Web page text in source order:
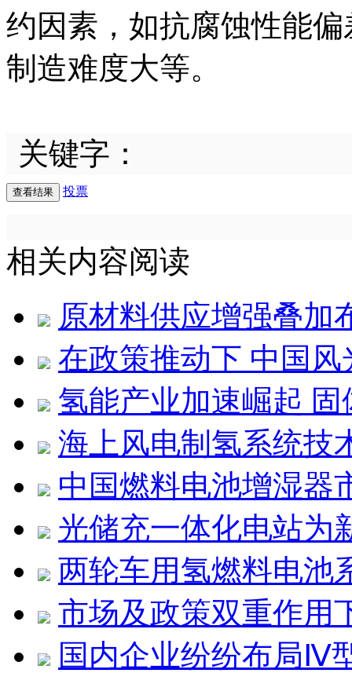
约因素，如抗腐蚀性能
制造难度大等。
关键字：
投票
相关内容阅读
原材料供应增强叠加
在政策推动下 中国
氢能产业加速崛起
海上风电制氢系统技
中国燃料电池增湿器
光储充一体化电站为
两轮车用氢燃料电池
市场及政策双重作用
国内企业纷纷布局Ⅳ